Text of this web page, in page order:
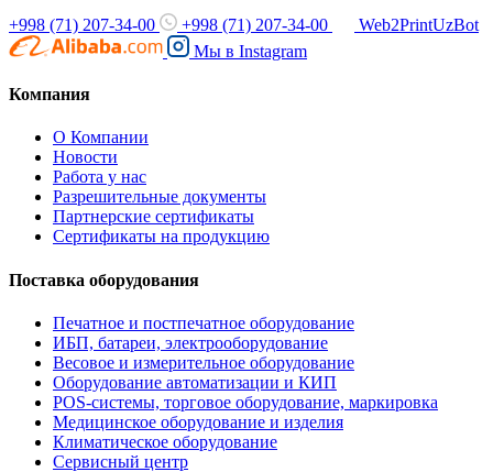
+998 (71) 207-34-00 +998 (71) 207-34-00
Web2PrintUzBot
Мы в Instagram
Компания
О Компании
Новости
Работа у нас
Разрешительные документы
Партнерские сертификаты
Сертификаты на продукцию
Поставка оборудования
Печатное и постпечатное оборудование
ИБП, батареи, электрооборудование
Весовое и измерительное оборудование
Оборудование автоматизации и КИП
POS-системы, торговое оборудование, маркировка
Медицинское оборудование и изделия
Климатическое оборудование
Сервисный центр